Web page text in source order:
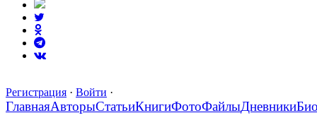
Регистрация · Войти ·
ГлавнаяАвторыСтатьиКнигиФотоФайлыДневники